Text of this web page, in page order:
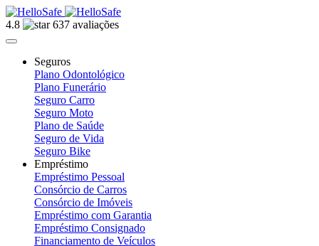
4.8 637 avaliações
Seguros
Plano Odontológico
Plano Funerário
Seguro Carro
Seguro Moto
Plano de Saúde
Seguro de Vida
Seguro Bike
Empréstimo
Empréstimo Pessoal
Consórcio de Carros
Consórcio de Imóveis
Empréstimo com Garantia
Empréstimo Consignado
Financiamento de Veículos